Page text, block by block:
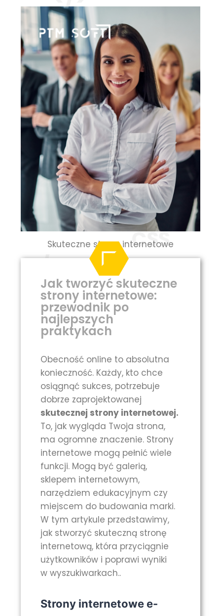
Skuteczne strony internetowe
Jak tworzyć skuteczne
strony internetowe:
przewodnik po
najlepszych
praktykach
Obecność online to absolutna
konieczność. Każdy, kto chce
osiągnąć sukces, potrzebuje
dobrze zaprojektowanej
skutecznej strony internetowej.
To, jak wygląda Twoja strona,
ma ogromne znaczenie. Strony
internetowe mogą pełnić wiele
funkcji. Mogą być galerią,
sklepem internetowym,
narzędziem edukacyjnym czy
miejscem do budowania marki.
W tym artykule przedstawimy,
jak stworzyć skuteczną stronę
internetową, która przyciągnie
użytkowników i poprawi wyniki
w wyszukiwarkach..
Strony internetowe e-